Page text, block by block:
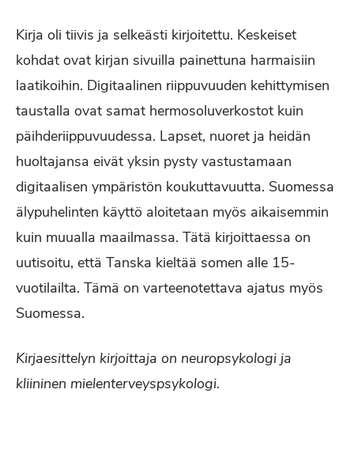
Kirja oli tiivis ja selkeästi kirjoitettu. Keskeiset
kohdat ovat kirjan sivuilla painettuna harmaisiin
laatikoihin. Digitaalinen riippuvuuden kehittymisen
taustalla ovat samat hermosoluverkostot kuin
päihderiippuvuudessa. Lapset, nuoret ja heidän
huoltajansa eivät yksin pysty vastustamaan
digitaalisen ympäristön koukuttavuutta. Suomessa
älypuhelinten käyttö aloitetaan myös aikaisemmin
kuin muualla maailmassa. Tätä kirjoittaessa on
uutisoitu, että Tanska kieltää somen alle 15-
vuotilailta. Tämä on varteenotettava ajatus myös
Suomessa.
Kirjaesittelyn kirjoittaja on neuropsykologi ja
kliininen mielenterveyspsykologi.